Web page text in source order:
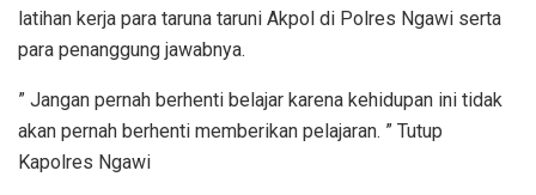
latihan kerja para taruna taruni Akpol di Polres Ngawi serta
para penanggung jawabnya.
” Jangan pernah berhenti belajar karena kehidupan ini tidak
akan pernah berhenti memberikan pelajaran. ” Tutup
Kapolres Ngawi